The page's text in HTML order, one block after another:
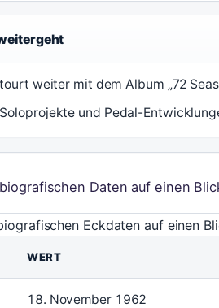
weiter mit dem Album „72
und Pedal-
Daten auf einen
Eckdaten auf einen
WERT
18. November 1962